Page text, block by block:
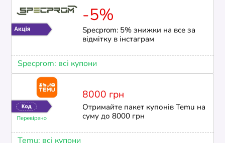
-5%
Specprom: 5% знижки на все за
відмітку в інстаграм
Specprom: всі купони
8000 грн
Отримайте пакет купонів Temu на
суму до 8000 грн
Temu: всі купони